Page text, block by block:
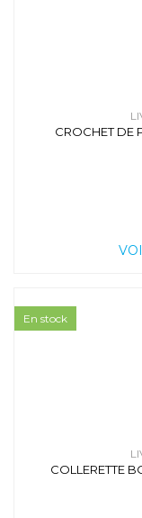
CROCHET DE
COLLERETTE
En stock